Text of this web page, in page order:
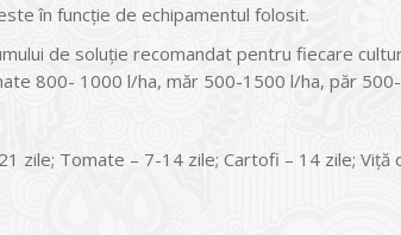
în funcţie de echipamentul folosit.
de soluţie recomandat pentru fiecare
800- 1000 l/ha, măr 500-1500 l/ha, păr
zile; Tomate – 7-14 zile; Cartofi – 14 zile; Viţă